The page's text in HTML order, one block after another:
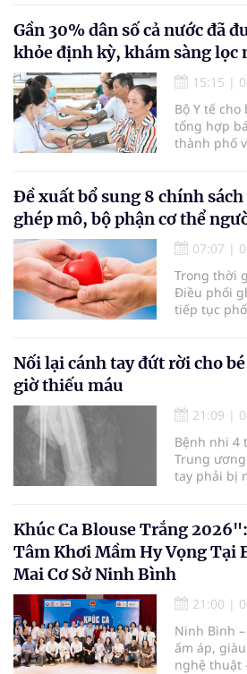
em bé đầu
Gần 30% dân số cả nước đã
khỏe định kỳ, khám sàng lọc
15:15 |
Bộ Y tế
tổng hợp
thành phố
nhận
30% dân số
sức khỏe
Đề xuất bổ sung 8 chính
ghép mô, bộ phận cơ thể
07:07 |
Trong thời
Điều phối
tiếp tục
cường
quy trình
hiến và
Nối lại cánh tay đứt rời cho
giờ thiếu máu
21:09 |
Bệnh nhi 4
Trung
tay phải bị
thương
máu kéo
tuần hoàn
phẫu kéo
Khúc Ca Blouse Trắng
Tâm Khơi Mầm Hy Vọng Tại
Mai Cơ Sở Ninh Bình
21:00 |
Ninh Bình
ấm áp,
nghệ thuật